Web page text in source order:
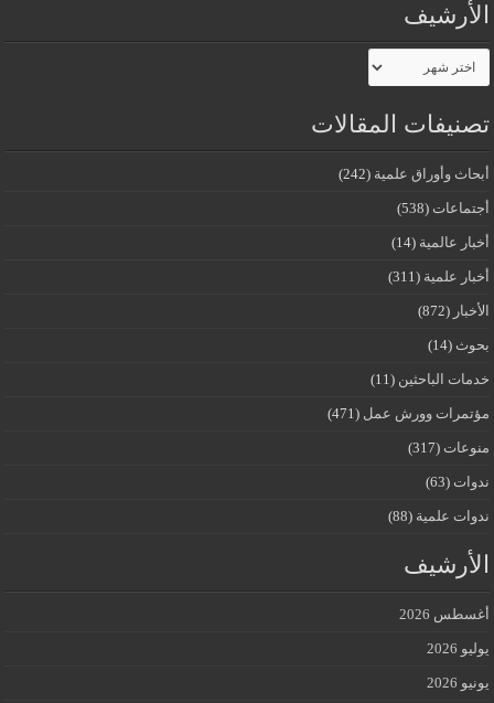
الأرشيف
الأرشيف
تصنيفات المقالات
أبحاث وأوراق علمية (242)
أجتماعات (538)
أخبار عالمية (14)
أخبار علمية (311)
الأخبار (872)
بحوث (14)
خدمات الباحثين (11)
مؤتمرات وورش عمل (471)
منوعات (317)
ندوات (63)
ندوات علمية (88)
الأرشيف
أغسطس 2026
يوليو 2026
يونيو 2026